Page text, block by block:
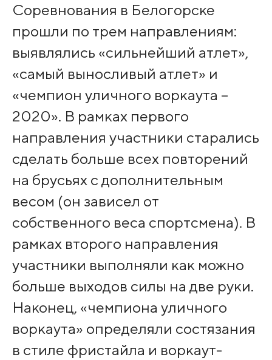
Соревнования в Белогорске
прошли по трем направлениям:
выявлялись «сильнейший атлет»,
«самый выносливый атлет» и
«чемпион уличного воркаута –
2020». В рамках первого
направления участники старались
сделать больше всех повторений
на брусьях с дополнительным
весом (он зависел от
собственного веса спортсмена). В
рамках второго направления
участники выполняли как можно
больше выходов силы на две руки.
Наконец, «чемпиона уличного
воркаута» определяли состязания
в стиле фристайла и воркаут-